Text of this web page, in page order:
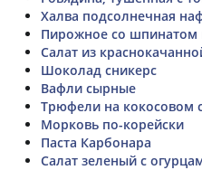
Халва подсолнечная
Пирожное со шпинатом
Салат из
Шоколад сникерс
Вафли сырные
Трюфели на кокосовом
Морковь по-корейски
Паста Карбонара
Салат зеленый с